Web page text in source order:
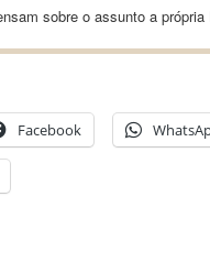
sobre o assunto a
Facebook